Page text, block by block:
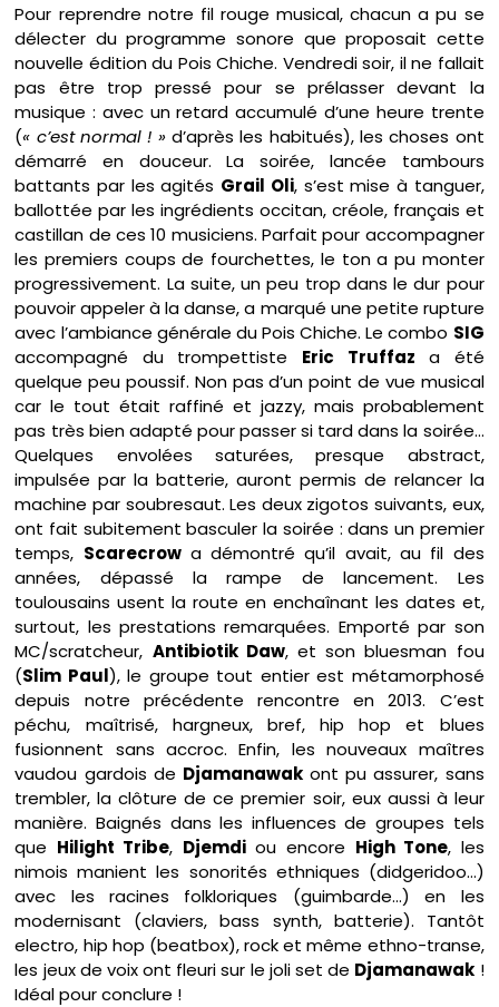
Pour reprendre notre fil rouge musical, chacun a pu se
délecter du programme sonore que proposait cette
nouvelle édition du Pois Chiche. Vendredi soir, il ne fallait
pas être trop pressé pour se prélasser devant la
musique : avec un retard accumulé d’une heure trente
(« c’est normal ! »d’après les habitués), les choses ont
démarré en douceur. La soirée, lancée tambours
battants par les agités Grail Oli, s’est mise à tanguer,
ballottée par les ingrédients occitan, créole, français et
castillan de ces 10 musiciens. Parfait pour accompagner
les premiers coups de fourchettes, le ton a pu monter
progressivement. La suite, un peu trop dans le dur pour
pouvoir appeler à la danse, a marqué une petite rupture
avec l’ambiance générale du Pois Chiche. Le combo SIG
accompagné du trompettiste Eric Truffaz a été
quelque peu poussif. Non pas d’un point de vue musical
car le tout était raffiné et jazzy, mais probablement
pas très bien adapté pour passer si tard dans la soirée…
Quelques envolées saturées, presque abstract,
impulsée par la batterie, auront permis de relancer la
machine par soubresaut. Les deux zigotos suivants, eux,
ont fait subitement basculer la soirée : dans un premier
temps, Scarecrowa démontré qu’il avait, au fil des
années, dépassé la rampe de lancement. Les
toulousains usent la route en enchaînant les dates et,
surtout, les prestations remarquées. Emporté par son
MC/scratcheur, Antibiotik Daw, et son bluesman fou
(Slim Paul), le groupe tout entier est métamorphosé
depuis notre précédente rencontre en 2013. C’est
péchu, maîtrisé, hargneux, bref, hip hop et blues
fusionnent sans accroc. Enfin, les nouveaux maîtres
vaudou gardois de Djamanawakont pu assurer, sans
trembler, la clôture de ce premier soir, eux aussi à leur
manière. Baignés dans les influences de groupes tels
que Hilight Tribe, Djemdiou encore High Tone, les
nimois manient les sonorités ethniques (didgeridoo…)
avec les racines folkloriques (guimbarde…) en les
modernisant (claviers, bass synth, batterie). Tantôt
electro, hip hop (beatbox), rock et même ethno-transe,
les jeux de voix ont fleuri sur le joli set de Djamanawak !
Idéal pour conclure !